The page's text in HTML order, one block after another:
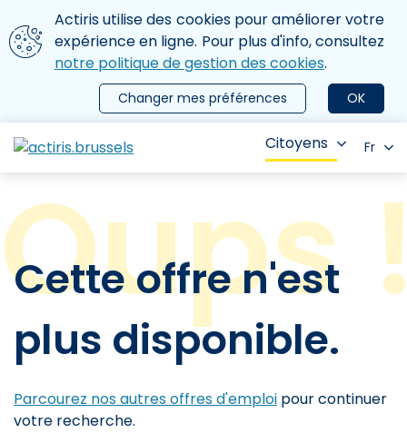
Aller au contenu principal
Nous utilisons des cookies
Actiris utilise des cookies pour améliorer votre
expérience en ligne. Pour plus d'info, consultez
notre politique de gestion des cookies.
OK
Changer mes préférences
le menu
Citoyens Fr
Cette offre n'est
plus disponible.
Parcourez nos autres offres d'emploi pour continuer
votre recherche.